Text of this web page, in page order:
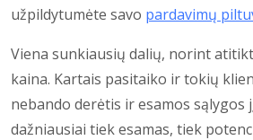
užpildytumėte savo pardavimų
Viena sunkiausių dalių, norint
kaina. Kartais pasitaiko ir tokių
nebando derėtis ir esamos sąlygos
dažniausiai tiek esamas, tiek